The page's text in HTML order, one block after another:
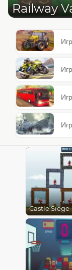
Railway
Castle Siege